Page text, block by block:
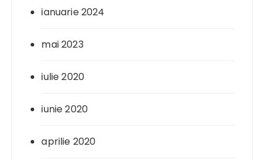
ianuarie 2024
mai 2023
iulie 2020
iunie 2020
aprilie 2020